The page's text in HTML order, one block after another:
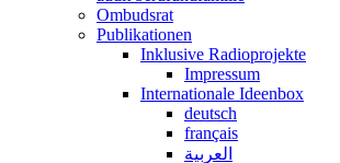
Ombudsrat
Publikationen
Inklusive Radioprojekte
Impressum
Internationale Ideenbox
deutsch
français
العربية